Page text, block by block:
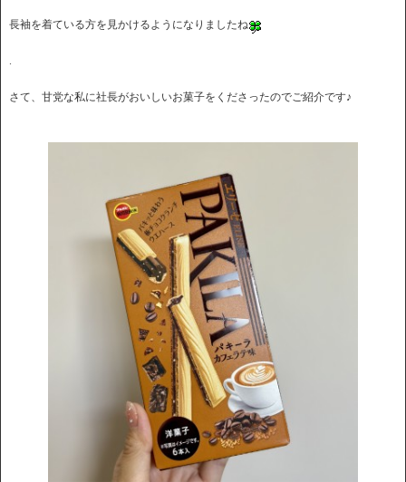
長袖を着ている方を見かけるようになりましたね
.
さて、甘党な私に社長がおいしいお菓子をくださったのでご紹介です♪